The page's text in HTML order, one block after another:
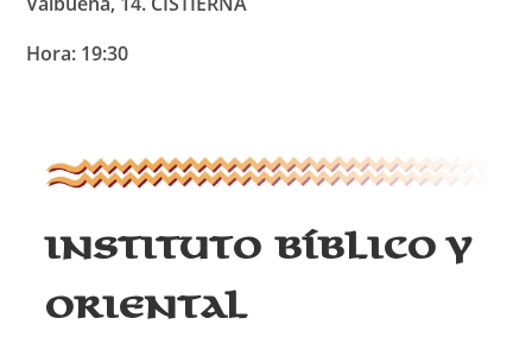
Hora: 19:30
Instituto Bíblico y
Oriental